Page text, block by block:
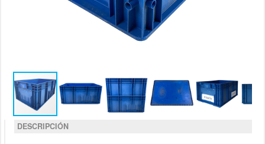
DESCRIPCIÓN